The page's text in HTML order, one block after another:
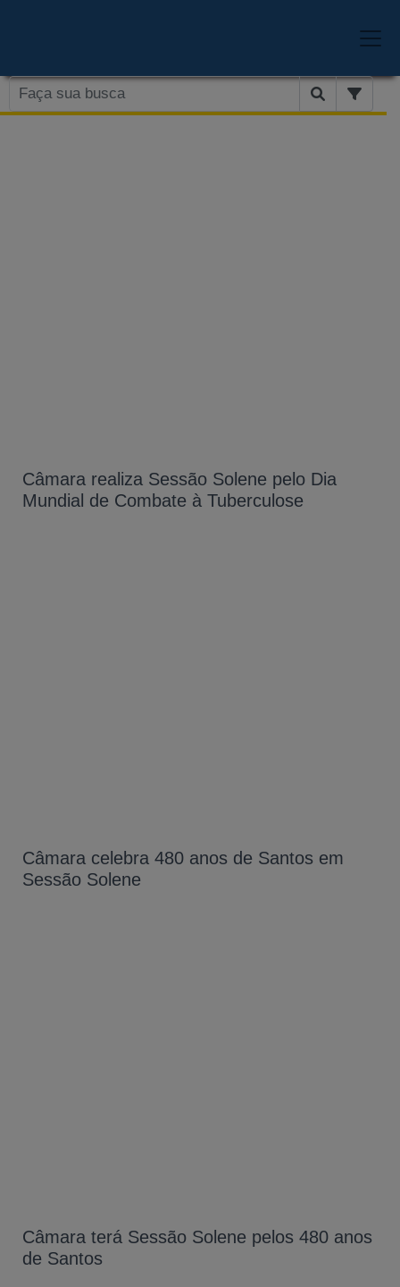
Câmara realiza Sessão Solene pelo Dia
Mundial de Combate à Tuberculose
Câmara celebra 480 anos de Santos em
Sessão Solene
Câmara terá Sessão Solene pelos 480 anos
de Santos